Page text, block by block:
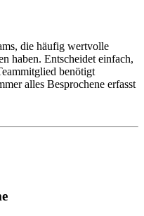
die häufig wertvolle
haben. Entscheidet einfach,
benötigt
alles Besprochene erfasst